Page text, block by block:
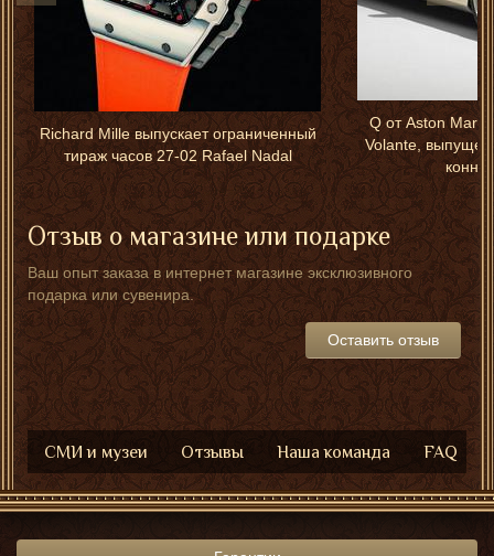
Richard Mille выпускает ограниченный
тираж часов 27-02 Rafael Nadal
Q от Aston
Volante,
Отзыв о магазине или подарке
Ваш опыт заказа в интернет магазине эксклюзивного
подарка или сувенира.
Оставить отзыв
СМИ и музеи Отзывы Наша команда FAQ